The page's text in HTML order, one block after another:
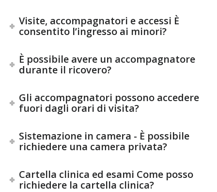
Visite, accompagnatori e accessi È
consentito l’ingresso ai minori?
È possibile avere un accompagnatore
durante il ricovero?
Gli accompagnatori possono accedere
fuori dagli orari di visita?
Sistemazione in camera - È possibile
richiedere una camera privata?
Cartella clinica ed esami Come posso
richiedere la cartella clinica?